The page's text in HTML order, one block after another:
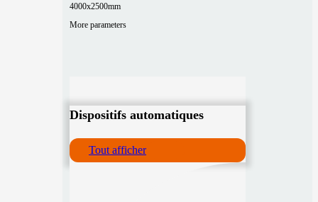
4000x2500mm
More parameters
Dispositifs automatiques
Tout afficher